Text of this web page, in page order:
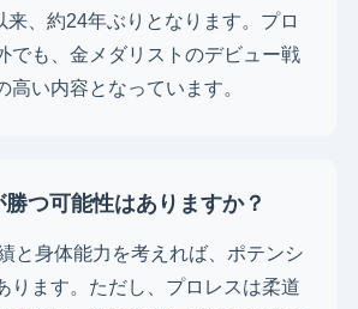
来、約24年ぶりとなります。プロ
でも、金メダリストのデビュー戦
高い内容となっています。
つ可能性はありますか？
と身体能力を考えれば、ポテンシ
ります。ただし、プロレスは柔道